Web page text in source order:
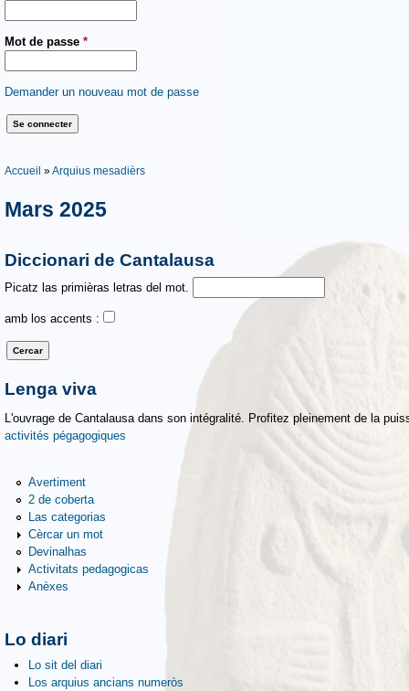
Mot de passe *
Demander un nouveau mot de passe
Vous êtes ici
Accueil »Arquius mesadièrs
Mars 2025
Diccionari de Cantalausa
Picatz las primièras letras del mot.
amb los accents :
Lenga viva
L'ouvrage de Cantalausa dans son intégralité. Profitez pleinement de la
activités pégagogiques
Avertiment
2 de coberta
Las categorias
Cèrcar un mot
Devinalhas
Activitats pedagogicas
Anèxes
Lo diari
Lo sit del diari
Los arquius ancians numeròs